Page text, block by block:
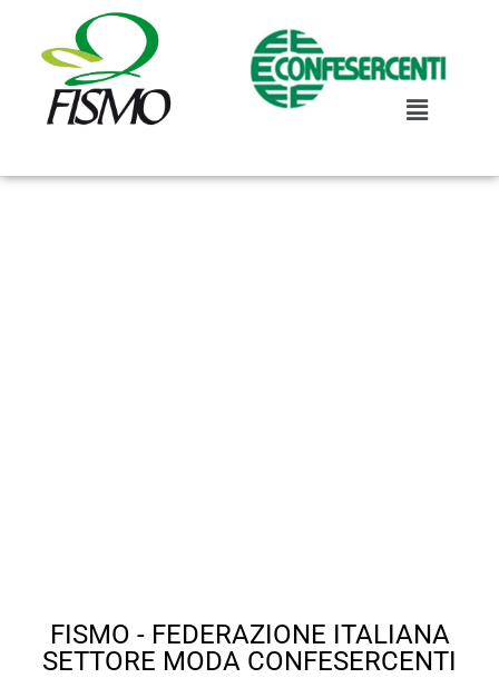
FISMO - FEDERAZIONE ITALIANA
SETTORE MODA CONFESERCENTI